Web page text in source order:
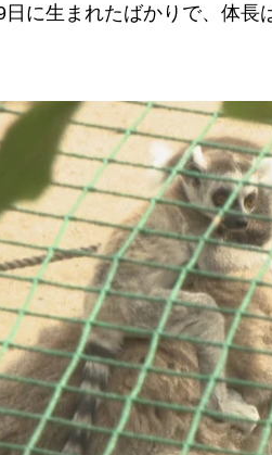
日に生まれたばかりで、体長